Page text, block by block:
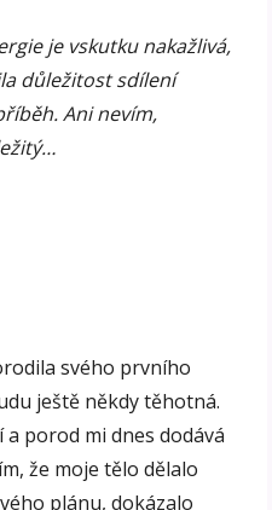
je vskutku nakažlivá,
důležitost sdílení
Ani nevím,
svého prvního
ještě někdy těhotná.
porod mi dnes dodává
že moje tělo dělalo
plánu, dokázalo